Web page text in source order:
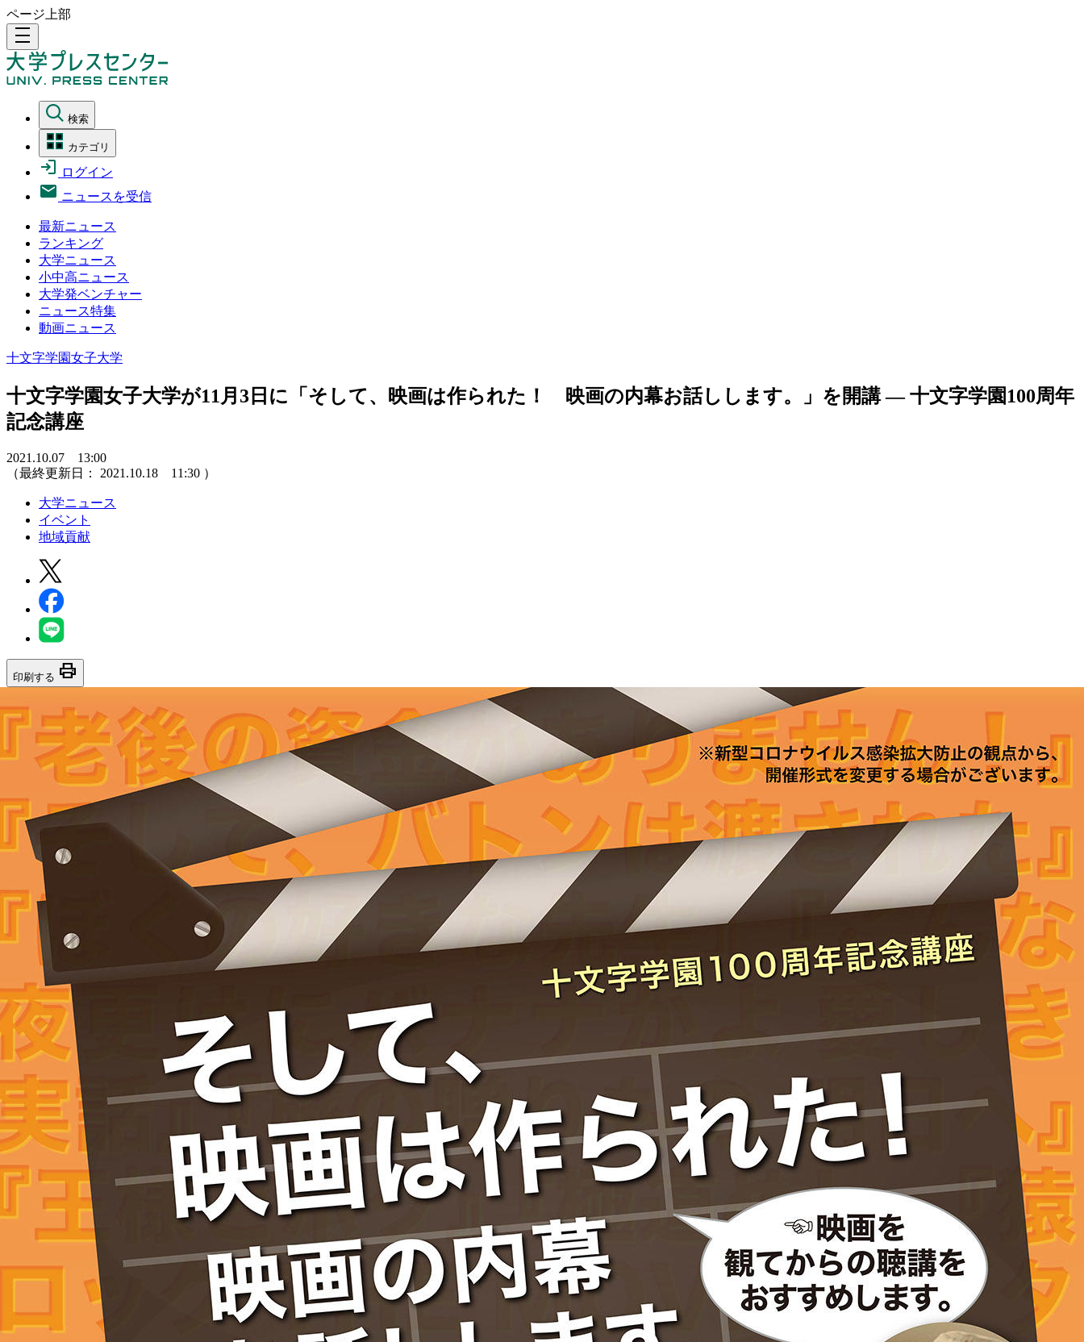
ページ上部
density_medium
検索
カテゴリ
ログイン
ニュースを受信
最新ニュース
ランキング
大学ニュース
小中高ニュース
大学発ベンチャー
ニュース特集
動画ニュース
十文字学園女子大学
十文字学園女子大学が11月3日に「そして、映画は作られた！ 映画の内幕お話しします。」を開講 — 十文字学園100周年
記念講座
2021.10.07 13:00
（最終更新日： 2021.10.18 11:30 ）
大学ニュース
イベント
地域貢献
印刷する print